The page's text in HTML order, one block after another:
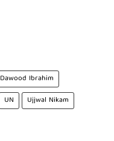
Dawood Ibrahim
UN
Ujjwal Nikam